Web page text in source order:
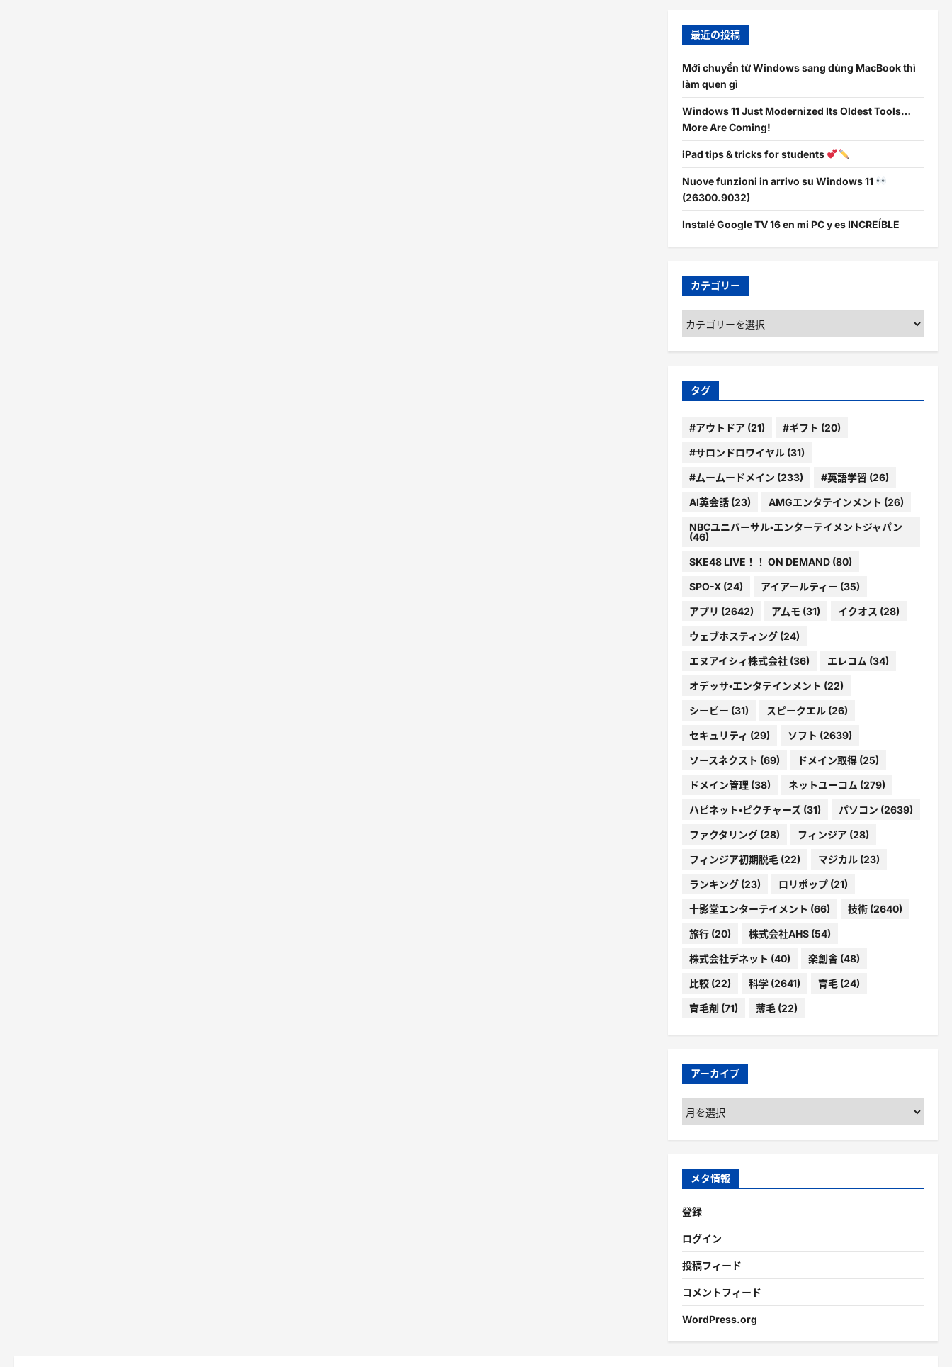
最近の投稿
Mới chuyển từ Windows sang dùng MacBook thì
làm quen gì
Windows 11 Just Modernized Its Oldest Tools…
More Are Coming!
iPad tips & tricks for students
Nuove funzioni in arrivo su Windows 11
(26300.9032)
Instalé Google TV 16 en mi PC y es INCREÍBLE
カテゴリー
カ
テ
ゴ
ー
タグ
#アウトドア(21) #ギフト (20)
#サロンドロワイヤル(31)
#ムームードメイン (233) #英語学習 (26)
AI英会話(23) AMGエンタテインメント (26)
NBCユニバーサル・エンターテイメントジャパン
(46)
SKE48 LIVE！！ ON DEMAND(80)
SPO-X(24) アイアールティー (35)
アプリ (2642) アムモ (31) イクオス (28)
ウェブホスティング(24)
エヌアイシィ株式会社(36) エレコム (34)
オデッサ・エンタテインメント (22)
シービー (31) スピークエル(26)
セキュリティ (29) ソフト (2639)
ソースネクスト (69) ドメイン取得(25)
ドメイン管理(38) ネットユーコム (279)
ハピネット・ピクチャーズ(31) パソコン (2639)
ファクタリング(28) フィンジア(28)
フィンジア初期脱毛(22) マジカル(23)
ランキング(23) ロリポップ(21)
十影堂エンターテイメント (66) 技術(2640)
旅行(20) 株式会社AHS(54)
株式会社デネット (40) 楽創舎(48)
比較(22) 科学(2641) 育毛(24)
育毛剤 (71) 薄毛(22)
アーカイブ
ア
ー
カ
ブ
メタ情報
登録
ログイン
投稿フィード
コメントフィード
WordPress.org